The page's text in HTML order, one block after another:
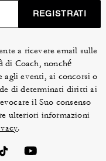
REGISTRATI
a ricevere email sulle
Coach, nonché
agli eventi, ai concorsi o
di determinati diritti ai
il Suo consenso
ulteriori informazioni
.